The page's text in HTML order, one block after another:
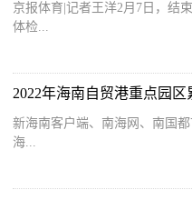
京报体育|记者王洋2月7日，结
体检...
2022年海南自贸港重点园
新海南客户端、南海网、南国
海...